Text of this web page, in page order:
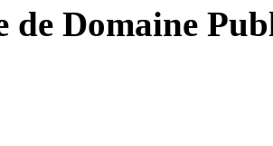
de Domaine